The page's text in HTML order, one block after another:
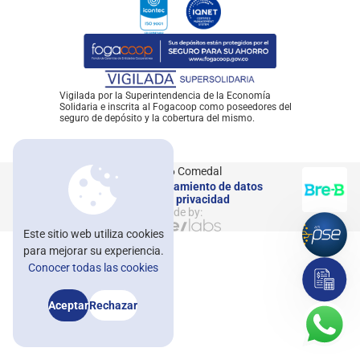
Nuestras oficinas
Trabaja con nosotros
Blog
Noticomedal
Contáctenos
Afíliate
asesorvirtual@comedal.com.co
Asesorías e información: +57 604 322 32 31 / +57 601 482 32 30
Este sitio web utiliza cookies
para mejorar su experiencia.
Conocer todas las cookies
AceptarRechazar
Vigilada por la Superintendencia de la Economía
Solidaria e inscrita al Fogacoop como poseedores del
seguro de depósito y la cobertura del mismo.
© 2026 Comedal
Política de tratamiento de datos
Aviso de privacidad
Made by: